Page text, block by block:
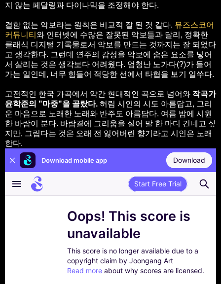
지 않는 페달링과 다이나믹을 조정해야 한다.
결함 없는 악보라는 원칙은 비교적 잘 된 것 같다. 뮤즈스코어
커뮤니티 와 인터넷에 수많은 잘못된 악보들과 달리, 정확한
클래식 디지털 기록물로서 악보를 만드는 것까지는 잘 되었다
고 생각한다. 그런데 연주의 감성을 악보에 숨은 요소를 넣어
서 살리는 것은 생각보다 어려웠다. 엄청난 노가다(?)가 들어
가는 일인데, 너무 힘들어 적당한 선에서 타협을 보기 일쑤다.
고전적인 한국 가곡에서 약간 현대적인 곡으로 넘어와 작곡가
윤학준의 "마중"을 골랐다. 허림 시인의 시도 아름답고, 그리
운 마음으로 노래한 노래와 반주도 아름답다. 여름 밤에 시원
한 바람이 분다. 바람결에 그리움을 실어 말 한 마디 건네고 싶
지만, 그립다는 것은 오래 전 잃어버린 향기라고 시인은 노래
한다.